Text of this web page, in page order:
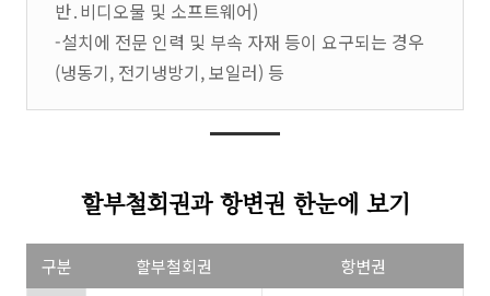
반․비디오물 및 소프트웨어)
-설치에 전문 인력 및 부속 자재 등이 요구되는 경우
(냉동기, 전기냉방기, 보일러) 등
할부철회권과 항변권 한눈에 보기
구분 할부철회권 항변권